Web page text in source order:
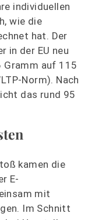
individuellen
wie die
hat. Der
in der EU neu
Gramm auf 115
Norm). Nach
das rund 95
kamen die
E-
mit
Im Schnitt